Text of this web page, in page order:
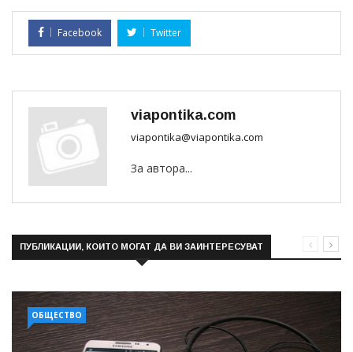
Facebook Twitter
viapontika.com
viapontika@viapontika.com
За автора...
ПУБЛИКАЦИИ, КОИТО МОГАТ ДА ВИ ЗАИНТЕРЕСУВАТ
ОБЩЕСТВО